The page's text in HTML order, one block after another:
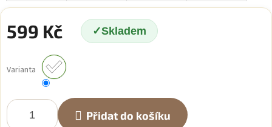
599 Kč Skladem
cena:
Varianta
Přidat do košíku